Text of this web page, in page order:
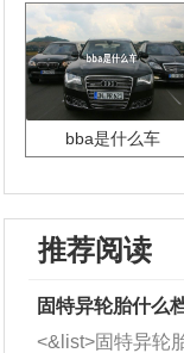
bba是什么车
推荐阅读
固特异轮胎什么
<&list>固特异轮